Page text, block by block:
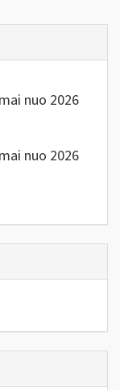
nuo 2026
nuo 2026